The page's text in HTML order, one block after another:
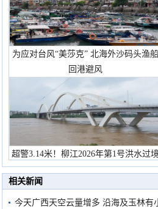
为应对台风“美莎克” 北海外沙码头渔船
回港避风
超警3.14米！柳江2026年第1号洪水过
市民在堤岸见证汛况
相关新闻
今天广西天空云量增多 沿海及玉林有